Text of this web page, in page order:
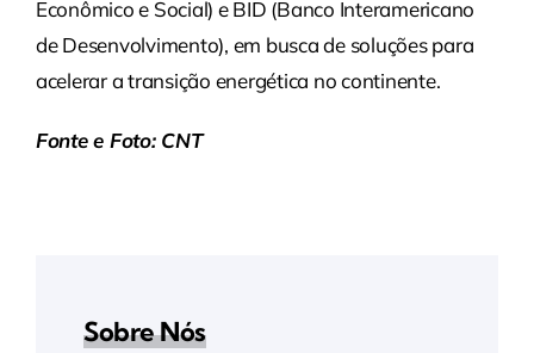
Econômico e Social) e BID (Banco Interamericano
de Desenvolvimento), em busca de soluções para
acelerar a transição energética no continente.
Fonte e Foto: CNT
Sobre Nós